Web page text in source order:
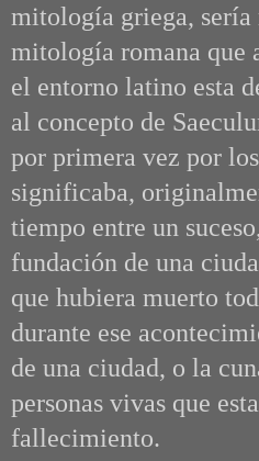
mitología griega, sería
mitología romana que
el entorno latino esta
al concepto de
por primera vez por
significaba,
tiempo entre un
fundación de una
que hubiera muerto
durante ese
de una ciudad, o la
personas vivas que
fallecimiento.